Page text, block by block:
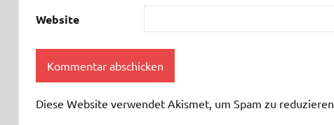
Website
Diese Website verwendet Akismet, um Spam zu reduzieren.